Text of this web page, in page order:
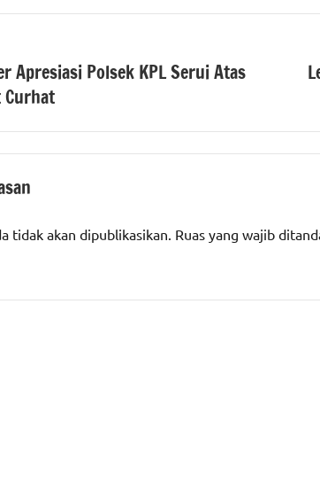
Apresiasi Polsek KPL Serui Atas
Curhat
tidak akan dipublikasikan. Ruas yang wajib